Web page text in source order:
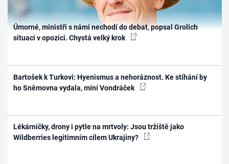
Úmorné, ministři s námi nechodí do debat, popsal Grolich
situaci v opozici. Chystá velký krok
Bartošek k Turkovi: Hyenismus a nehoráznost. Ke stíhání by
ho Sněmovna vydala, míní Vondráček
Lékárničky, drony i pytle na mrtvoly: Jsou tržiště jako
Wildberries legitimním cílem Ukrajiny?